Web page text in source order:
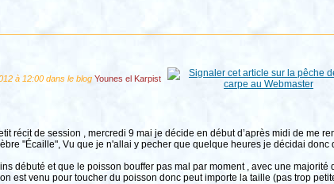
à 12:00 dans le blog Younes el Karpist
récit de session , mercredi 9 mai je décide en début d’après midi de me
"Écaille", Vu que je n'allai y pecher que quelque heures je décidai donc
débuté et que le poisson bouffer pas mal par moment , avec une
est venu pour toucher du poisson donc peut importe la taille (pas trop